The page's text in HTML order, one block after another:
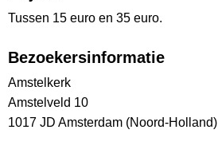
Tussen 15 euro en 35 euro.
Bezoekersinformatie
Amstelkerk
Amstelveld 10
1017 JD Amsterdam (Noord-Holland)